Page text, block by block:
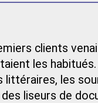
clients
les
littéraires, les
liseurs de